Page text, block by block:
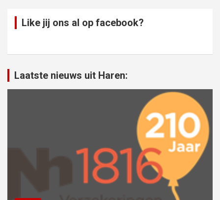
Like jij ons al op facebook?
Laatste nieuws uit Haren: